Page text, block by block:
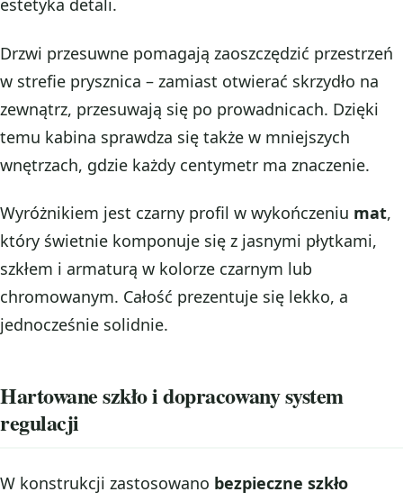
estetyka detali.
Drzwi przesuwne pomagają zaoszczędzić przestrzeń
w strefie prysznica – zamiast otwierać skrzydło na
zewnątrz, przesuwają się po prowadnicach. Dzięki
temu kabina sprawdza się także w mniejszych
wnętrzach, gdzie każdy centymetr ma znaczenie.
Wyróżnikiem jest czarny profil w wykończeniu mat,
który świetnie komponuje się z jasnymi płytkami,
szkłem i armaturą w kolorze czarnym lub
chromowanym. Całość prezentuje się lekko, a
jednocześnie solidnie.
Hartowane szkło i dopracowany system
regulacji
W konstrukcji zastosowano bezpieczne szkło